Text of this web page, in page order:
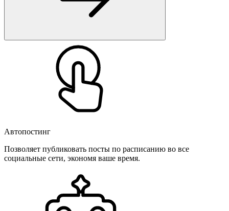
Автопостинг
Позволяет публиковать посты по расписанию во все
социальные сети, экономя ваше время.